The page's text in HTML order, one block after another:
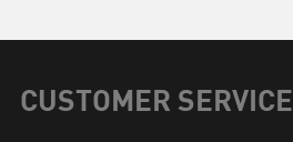
CUSTOMER SERVICE